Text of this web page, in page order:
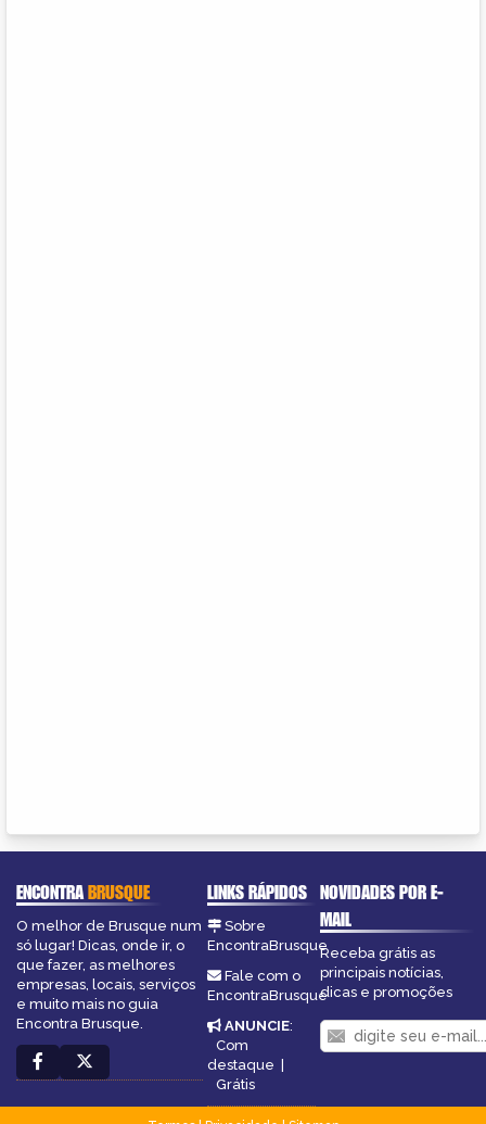
ENCONTRABRUSQUE
O melhor de Brusque num
só lugar! Dicas, onde ir, o
que fazer, as melhores
empresas, locais, serviços
e muito mais no guia
Encontra Brusque.
LINKS RÁPIDOS
Sobre
EncontraBrusque
Fale com o
EncontraBrusque
ANUNCIE:
Com
destaque |
Grátis
NOVIDADES POR E-
MAIL
Receba grátis as
principais notícias,
dicas e promoções